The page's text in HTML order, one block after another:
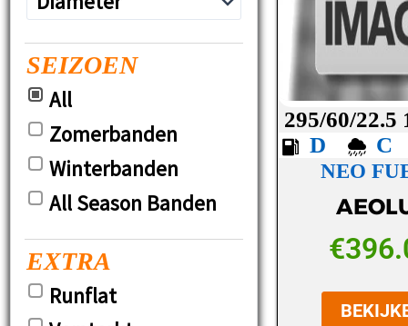
SEIZOEN
All
Zomerbanden
Winterbanden
All Season Banden
EXTRA
Runflat
295/60/22.5
D
C
NEO
€